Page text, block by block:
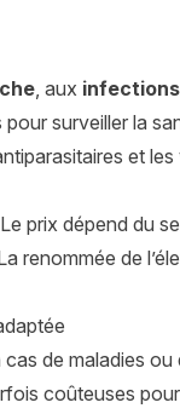
, aux
surveiller la
et
prix dépend du
renommée de
de maladies
coûteuses